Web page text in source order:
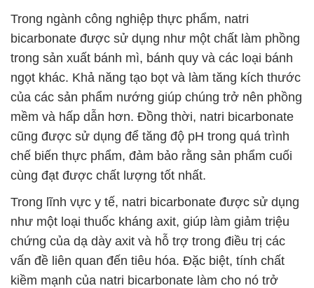
Trong ngành công nghiệp thực phẩm, natri
bicarbonate được sử dụng như một chất làm phồng
trong sản xuất bánh mì, bánh quy và các loại bánh
ngọt khác. Khả năng tạo bọt và làm tăng kích thước
của các sản phẩm nướng giúp chúng trở nên phồng
mềm và hấp dẫn hơn. Đồng thời, natri bicarbonate
cũng được sử dụng để tăng độ pH trong quá trình
chế biến thực phẩm, đảm bảo rằng sản phẩm cuối
cùng đạt được chất lượng tốt nhất.
Trong lĩnh vực y tế, natri bicarbonate được sử dụng
như một loại thuốc kháng axit, giúp làm giảm triệu
chứng của dạ dày axit và hỗ trợ trong điều trị các
vấn đề liên quan đến tiêu hóa. Đặc biệt, tính chất
kiềm mạnh của natri bicarbonate làm cho nó trở